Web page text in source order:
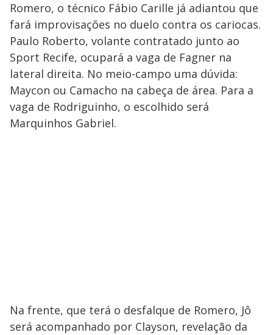
Romero, o técnico Fábio Carille já adiantou que
fará improvisações no duelo contra os cariocas.
Paulo Roberto, volante contratado junto ao
Sport Recife, ocupará a vaga de Fagner na
lateral direita. No meio-campo uma dúvida:
Maycon ou Camacho na cabeça de área. Para a
vaga de Rodriguinho, o escolhido será
Marquinhos Gabriel.
Na frente, que terá o desfalque de Romero, Jô
será acompanhado por Clayson, revelação da